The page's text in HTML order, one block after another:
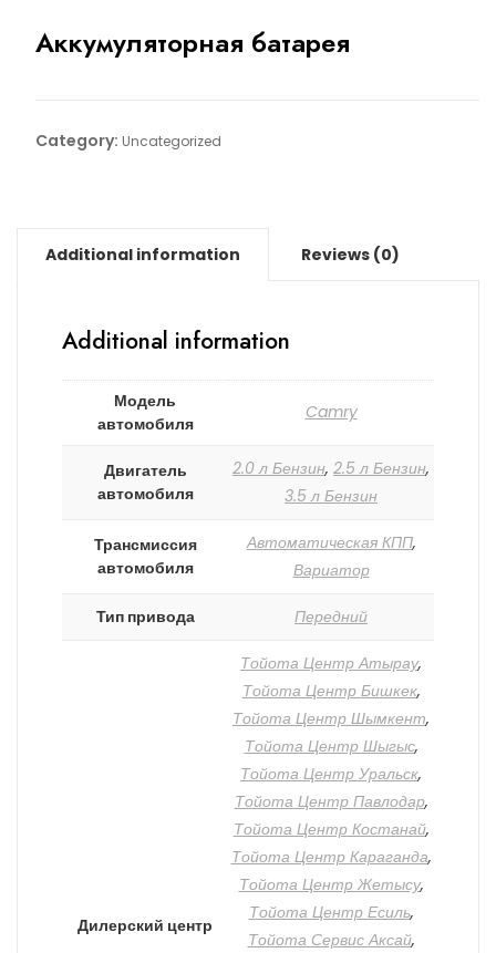
Аккумуляторная батарея
Category: Uncategorized
Additional information Reviews (0)
Additional information
Модель
автомобиля
Camry
Двигатель
автомобиля
2.0 л Бензин, 2.5 л Бензин,
3.5 л Бензин
Трансмиссия
автомобиля
Автоматическая КПП,
Вариатор
Тип привода Передний
Дилерский центр
Тойота Центр Атырау,
Тойота Центр Бишкек,
Тойота Центр Шымкент,
Тойота Центр Шыгыс,
Тойота Центр Уральск,
Тойота Центр Павлодар,
Тойота Центр Костанай,
Тойота Центр Караганда,
Тойота Центр Жетысу,
Тойота Центр Есиль,
Тойота Сервис Аксай,